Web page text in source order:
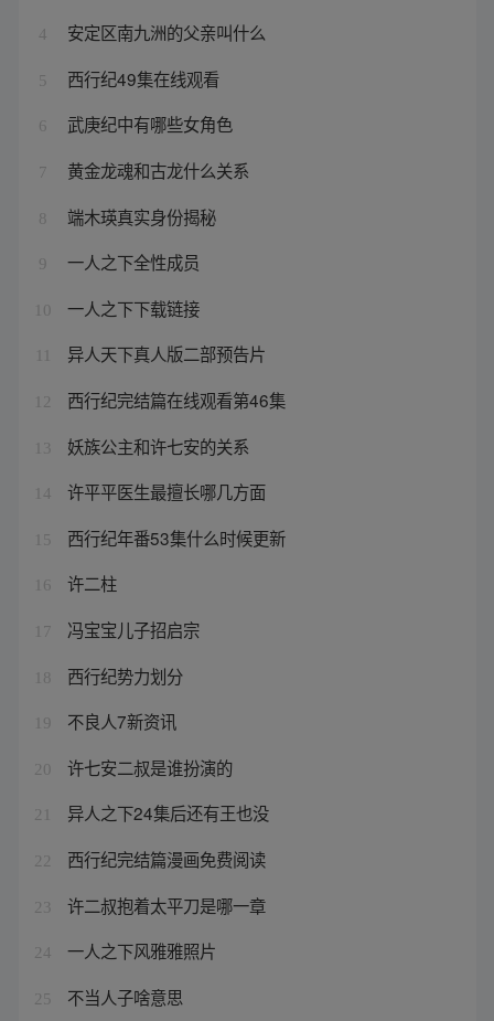
4 安定区南九洲的父亲叫什么
5 西行纪49集在线观看
6 武庚纪中有哪些女角色
7 黄金龙魂和古龙什么关系
8 端木瑛真实身份揭秘
9 一人之下全性成员
10 一人之下下载链接
异人天下真人版二部预告片
12 西行纪完结篇在线观看第46集
13 妖族公主和许七安的关系
14 许平平医生最擅长哪几方面
15 西行纪年番53集什么时候更新
16 许二柱
17 冯宝宝儿子招启宗
18 西行纪势力划分
19 不良人7新资讯
20 许七安二叔是谁扮演的
21 异人之下24集后还有王也没
22 西行纪完结篇漫画免费阅读
23 许二叔抱着太平刀是哪一章
24 一人之下风雅雅照片
25 不当人子啥意思